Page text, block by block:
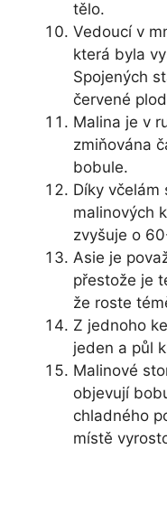
tělo.
Vedoucí v
která byla
Spojených
červené
Malina je v
zmiňována
bobule.
Díky včelám
malinových
zvyšuje o
Asie je
přestože je
že roste
Z jednoho
jeden a půl
Malinové
objevují
chladného
místě